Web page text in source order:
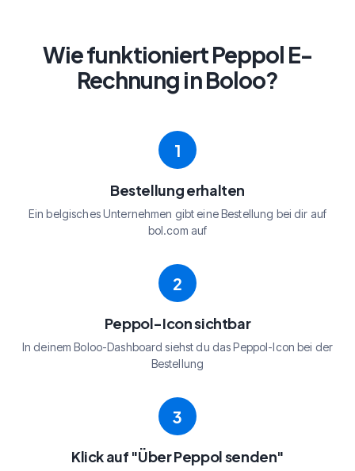
Wie funktioniert Peppol E-
Rechnung in Boloo?
1
Bestellung erhalten
Ein belgisches Unternehmen gibt eine Bestellung bei dir auf
bol.com auf
2
Peppol-Icon sichtbar
In deinem Boloo-Dashboard siehst du das Peppol-Icon bei der
Bestellung
3
Klick auf "Über Peppol senden"